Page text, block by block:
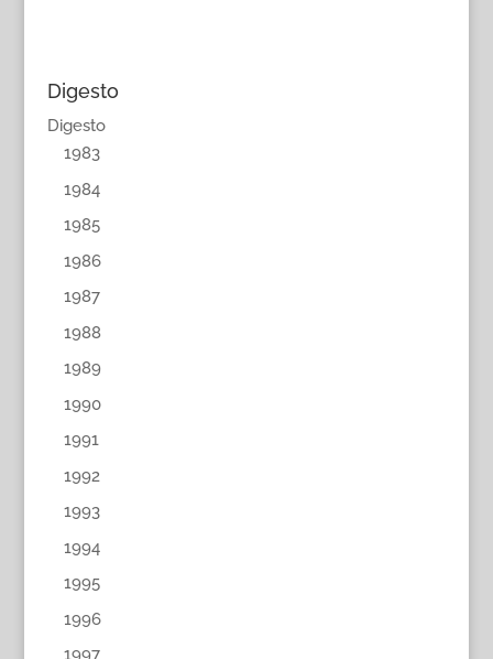
Digesto
Digesto
1983
1984
1985
1986
1987
1988
1989
1990
1991
1992
1993
1994
1995
1996
1997